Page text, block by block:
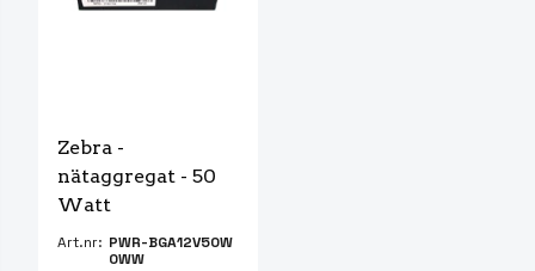
Zebra -
nätaggregat - 50
Watt
Art.nr: PWR-BGA12V50W
0WW